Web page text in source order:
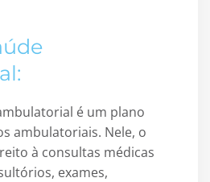
é um plano
ambulatoriais. Nele, o
à consultas médicas
exames,